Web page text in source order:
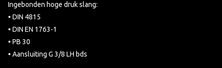
Ingebonden hoge druk slang:
• DIN 4815
• DIN EN 1763-1
• PB 30
• Aansluiting G 3/8 LH bds